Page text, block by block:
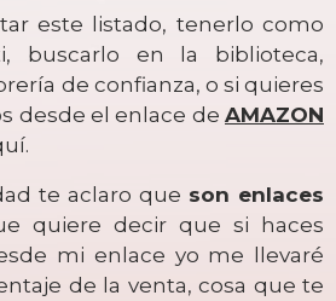
este listado, tenerlo como
buscarlo en la biblioteca,
de confianza, o si quieres
desde el enlace de AMAZON
te aclaro que son enlaces
quiere decir que si haces
mi enlace yo me llevaré
de la venta, cosa que te